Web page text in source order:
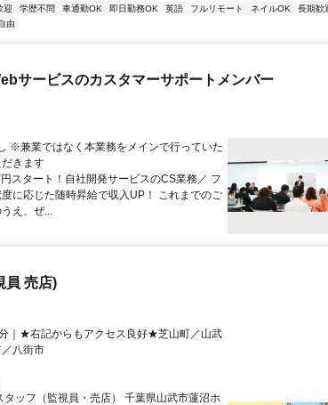
迎 学歴不問 車通勤OK 即日勤務OK 英語 フルリモート ネイルOK
長期歓
由
サービスのカスタマーサポートメンバー
※兼業ではなく本業務をメインで行っていた
きます
スタート！自社開発サービスのCS業務／ フ
に応じた随時昇給で収入UP！ これまでのご
え、ぜ...
員 売店)
｜★右記からもアクセス良好★芝山町／山武
八街市
ッフ（監視員・売店） 千葉県山武市蓮沼ホ